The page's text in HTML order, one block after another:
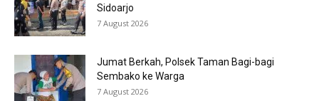
Sidoarjo
7 August 2026
Jumat Berkah, Polsek Taman Bagi-bagi
Sembako ke Warga
7 August 2026